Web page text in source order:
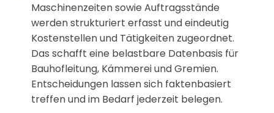
Maschinenzeiten sowie Auftragsstände
werden strukturiert erfasst und eindeutig
Kostenstellen und Tätigkeiten zugeordnet.
Das schafft eine belastbare Datenbasis für
Bauhofleitung, Kämmerei und Gremien.
Entscheidungen lassen sich faktenbasiert
treffen und im Bedarf jederzeit belegen.